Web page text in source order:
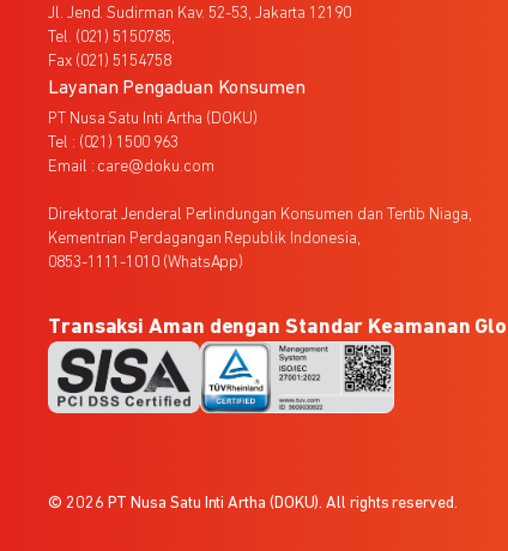
Jl. Jend. Sudirman Kav. 52-53, Jakarta 12190
Tel. (021) 5150785,
Fax (021) 5154758
Layanan Pengaduan Konsumen
PT Nusa Satu Inti Artha (DOKU)
Tel : (021) 1500 963
Email : care@doku.com
Direktorat Jenderal Perlindungan Konsumen dan Tertib Niaga,
Kementrian Perdagangan Republik Indonesia,
0853-1111-1010 (WhatsApp)
Transaksi Aman dengan Standar Keamanan
© 2026 PT Nusa Satu Inti Artha (DOKU). All rights reserved.